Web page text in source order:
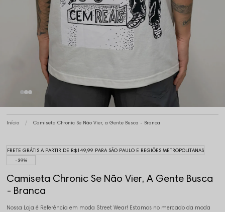
Início Camiseta Chronic Se Não Vier, a Gente Busca - Branca
FRETE GRÁTIS A PARTIR DE R$149,99 PARA SÃO PAULO E REGIÕES METROPOLITANAS
39%
Camiseta Chronic Se Não Vier, A Gente Busca
- Branca
Nossa Loja é Referência em moda Street Wear! Estamos no mercado da moda